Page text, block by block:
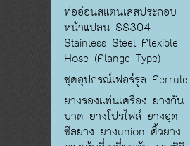
ท่ออ่อนสแตนเลสประกอบ
หน้าแปลน SS304 -
Stainless Steel Flexible
Hose (Flange Type)
ชุดอุปกรณ์เฟอร์รูล Ferrule
ยางรองแท่นเครื่อง ยางกัน
บาด ยางโปรไฟล์ ยางอุด
ซีลยาง ยางunion คิ้วยาง